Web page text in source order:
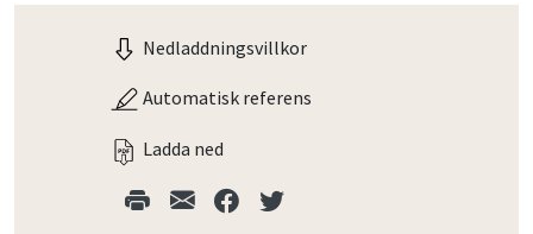
Nedladdningsvillkor
Automatisk referens
Ladda ned